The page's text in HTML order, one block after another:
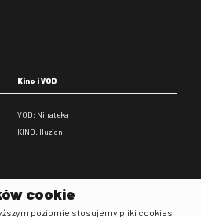
Kino i VOD
VOD: Ninateka
KINO: Iluzjon
cookie
poziomie stosujemy pliki cookies.